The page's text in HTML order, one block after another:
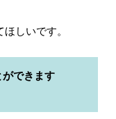
しいです。
できます